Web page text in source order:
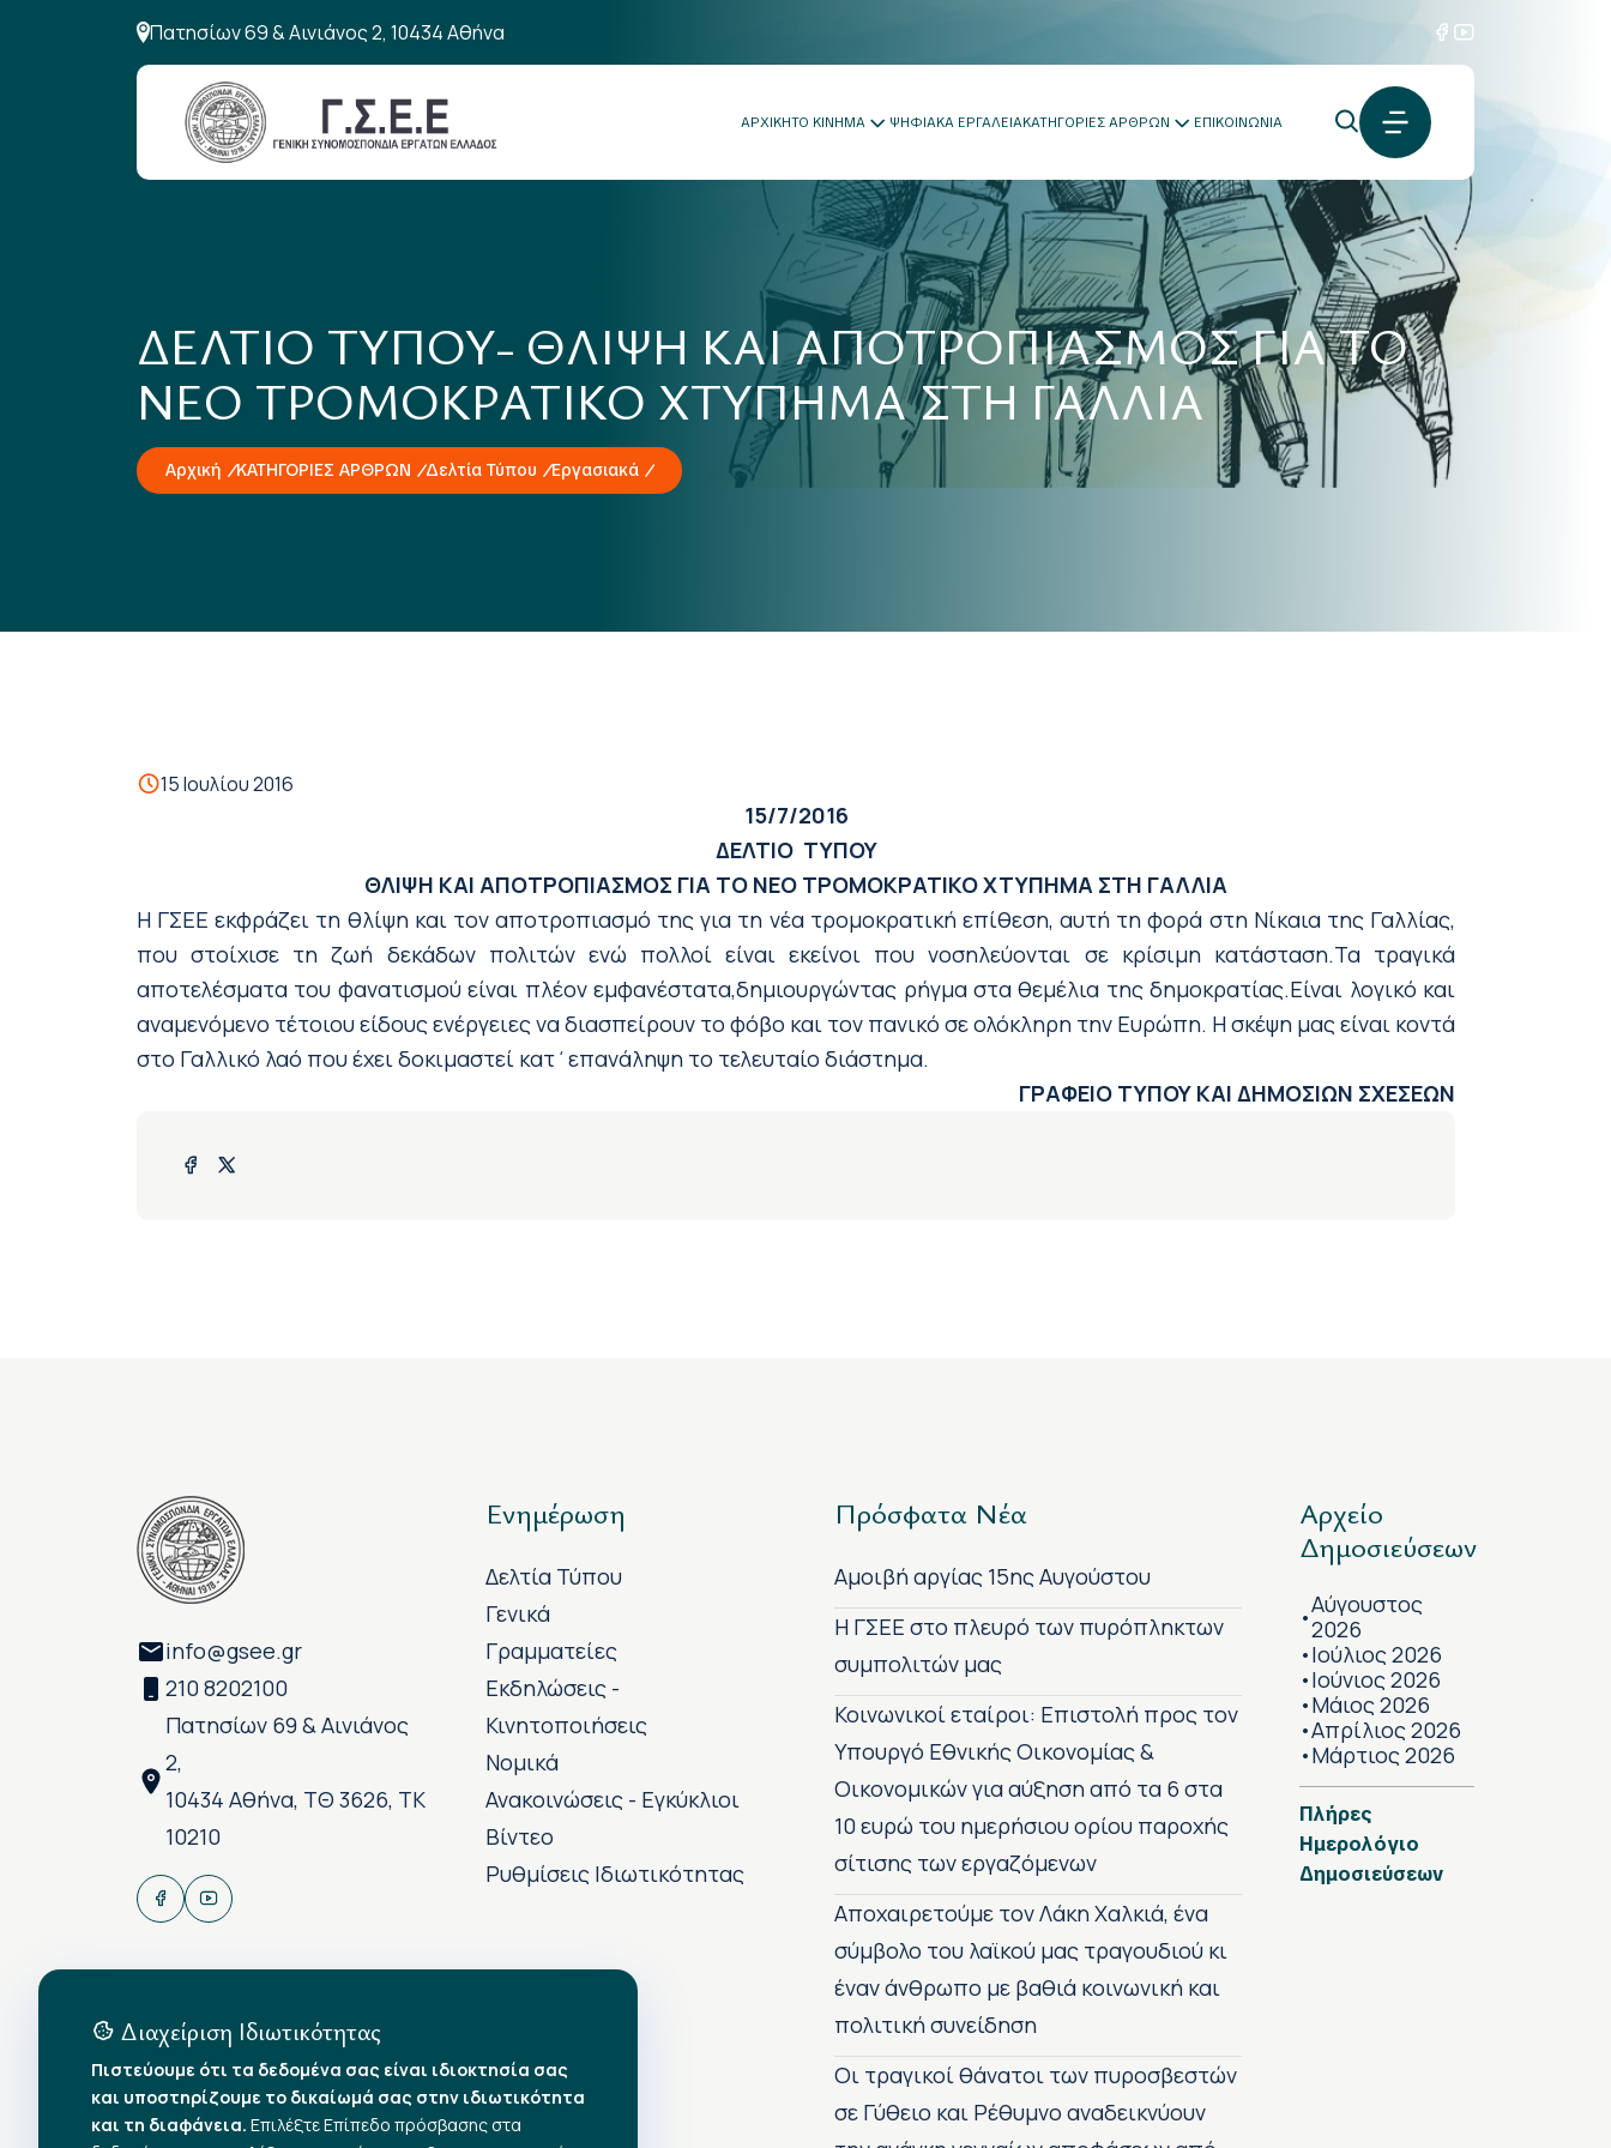
Πατησίων 69 & Αινιάνος 2, 10434 Αθήνα
ΑΡΧΙΚΗΤΟ ΚΙΝΗΜΑ ΨΗΦΙΑΚΑ ΕΡΓΑΛΕΙΑΚΑΤΗΓΟΡΙΕΣ ΑΡΘΡΩΝ ΕΠΙΚΟΙΝΩΝΙΑ
ΔΕΛΤΙΟ ΤΥΠΟΥ- ΘΛΙΨΗ ΚΑΙ ΑΠΟΤΡΟΠΙΑΣΜΟΣ ΓΙΑ ΤΟ
ΝΕΟ ΤΡΟΜΟΚΡΑΤΙΚΟ ΧΤΥΠΗΜΑ ΣΤΗ ΓΑΛΛΙΑ
Αρχική ΚΑΤΗΓΟΡΙΕΣ ΑΡΘΡΩΝ Δελτία Τύπου Εργασιακά
15 Ιουλίου 2016
15/7/2016
ΔΕΛΤΙΟ ΤΥΠΟΥ
ΘΛΙΨΗ ΚΑΙ ΑΠΟΤΡΟΠΙΑΣΜΟΣ ΓΙΑ ΤΟ ΝΕΟ ΤΡΟΜΟΚΡΑΤΙΚΟ ΧΤΥΠΗΜΑ ΣΤΗ ΓΑΛΛΙΑ
Η ΓΣΕΕ εκφράζει τη θλίψη και τον αποτροπιασμό της για τη νέα τρομοκρατική επίθεση, αυτή τη φορά στη Νίκαια της Γαλλίας,
που στοίχισε τη ζωή δεκάδων πολιτών ενώ πολλοί είναι εκείνοι που νοσηλεύονται σε κρίσιμη κατάσταση.Τα τραγικά
αποτελέσματα του φανατισμού είναι πλέον εμφανέστατα,δημιουργώντας ρήγμα στα θεμέλια της δημοκρατίας.Είναι λογικό και
αναμενόμενο τέτοιου είδους ενέργειες να διασπείρουν το φόβο και τον πανικό σε ολόκληρη την Ευρώπη. Η σκέψη μας είναι κοντά
στο Γαλλικό λαό που έχει δοκιμαστεί κατ΄επανάληψη το τελευταίο διάστημα.
ΓΡΑΦΕΙΟ ΤΥΠΟΥ ΚΑΙ ΔΗΜΟΣΙΩΝ ΣΧΕΣΕΩΝ
info@gsee.gr
210 8202100
Πατησίων 69 & Αινιάνος
2,
10434 Αθήνα, ΤΘ 3626, ΤΚ
10210
Ενημέρωση
Δελτία Τύπου
Γενικά
Γραμματείες
Εκδηλώσεις -
Κινητοποιήσεις
Νομικά
Ανακοινώσεις - Εγκύκλιοι
Βίντεο
Ρυθμίσεις Ιδιωτικότητας
Πρόσφατα Νέα
Αμοιβή αργίας 15ης Αυγούστου
H ΓΣΕΕ στο πλευρό των πυρόπληκτων
συμπολιτών μας
Κοινωνικοί εταίροι: Επιστολή προς τον
Υπουργό Εθνικής Οικονομίας &
Οικονομικών για αύξηση από τα 6 στα
10 ευρώ του ημερήσιου ορίου παροχής
σίτισης των εργαζόμενων
Αποχαιρετούμε τον Λάκη Χαλκιά, ένα
σύμβολο του λαϊκού μας τραγουδιού κι
έναν άνθρωπο με βαθιά κοινωνική και
πολιτική συνείδηση
Οι τραγικοί θάνατοι των πυροσβεστών
σε Γύθειο και Ρέθυμνο αναδεικνύουν
Αρχείο
Δημοσιεύσεων
•Αύγουστος
2026
•Ιούλιος 2026
•Ιούνιος 2026
•Μάιος 2026
•Απρίλιος 2026
•Μάρτιος 2026
Πλήρες
Ημερολόγιο
Δημοσιεύσεων
Διαχείριση Ιδιωτικότητας
Πιστεύουμε ότι τα δεδομένα σας είναι ιδιοκτησία σας
και υποστηρίζουμε το δικαίωμά σας στην ιδιωτικότητα
και τη διαφάνεια. Επιλέξτε Επίπεδο πρόσβασης στα